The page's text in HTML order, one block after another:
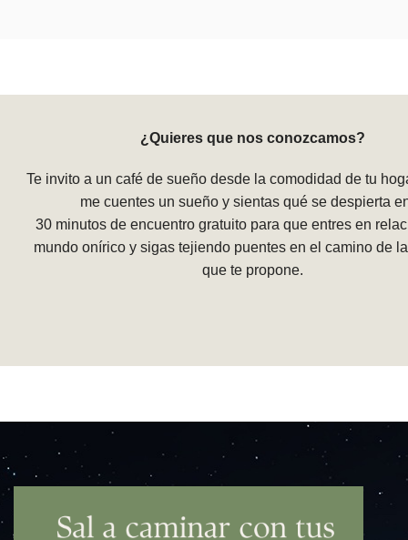
¿Quieres que nos conozcamos?
Te invito a un café de sueño desde la comodidad de tu
me cuentes un sueño y sientas qué se despierta
30 minutos de encuentro gratuito para que entres en
mundo onírico y sigas tejiendo puentes en el camino de
que te propone.